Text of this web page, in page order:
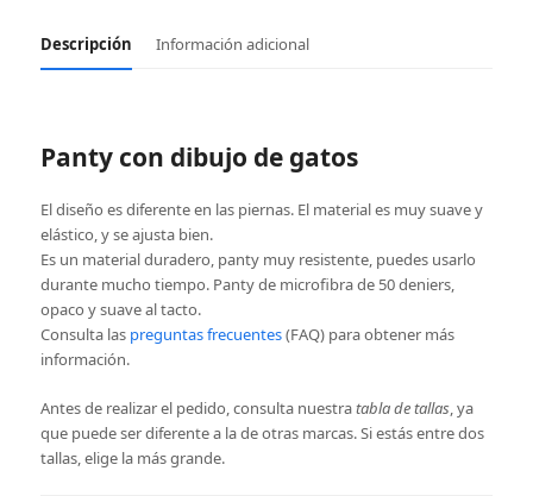
Descripción Información adicional
Panty con dibujo de gatos
El diseño es diferente en las piernas. El material es muy suave y
elástico, y se ajusta bien.
Es un material duradero, panty muy resistente, puedes usarlo
durante mucho tiempo. Panty de microfibra de 50 deniers,
opaco y suave al tacto.
Consulta las preguntas frecuentes(FAQ) para obtener más
información.
Antes de realizar el pedido, consulta nuestratabla de tallas, ya
que puede ser diferente a la de otras marcas. Si estás entre dos
tallas, elige la más grande.